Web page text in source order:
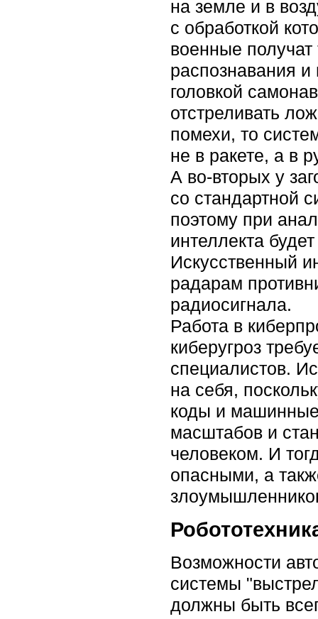
на земле и в
с обработкой
военные
распознавания
головкой
отстреливать
помехи, то
не в ракете, а в
А во‑вторых у
со стандартной
поэтому при
интеллекта
Искусственный
радарам
радиосигнала.
Работа в
киберугроз
специалистов.
на себя,
коды и машинные
масштабов и
человеком. И
опасными, а
Возможности
системы
должны быть